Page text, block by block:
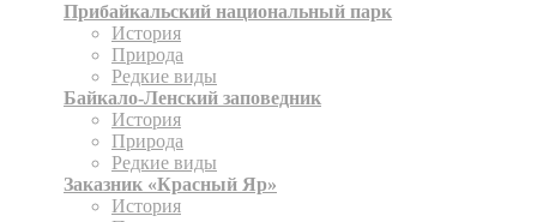
Прибайкальский национальный парк
История
Природа
Редкие виды
Байкало-Ленский заповедник
История
Природа
Редкие виды
Заказник «Красный Яр»
История